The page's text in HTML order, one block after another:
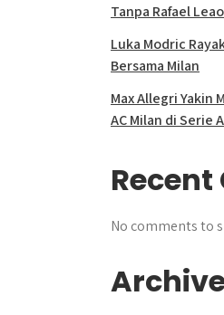
Tanpa Rafael Leao
Luka Modric
Bersama Milan
Max Allegri Yakin
AC Milan di Serie A
No comments to